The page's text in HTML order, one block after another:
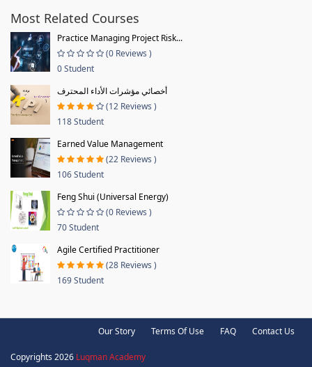
Most Related Courses
Practice Managing Project Risk...
(0 Reviews )
0 Student
أخصائي مؤشرات الأداء المحترف
(12 Reviews )
118 Student
Earned Value Management
(22 Reviews )
106 Student
Feng Shui (Universal Energy)
(0 Reviews )
70 Student
Agile Certified Practitioner
(28 Reviews )
169 Student
Our Story Terms Of Use FAQ Contact Us
Copyrights 2026 Luqman Academy